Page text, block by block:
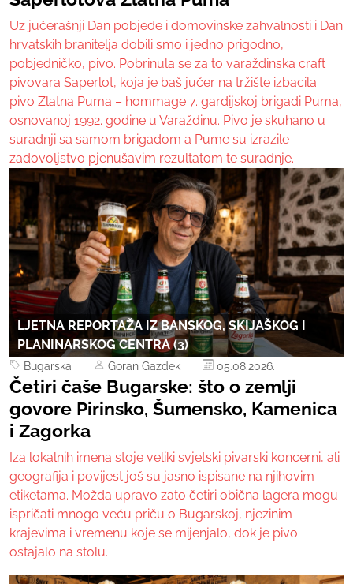
Uz jučerašnji Dan pobjede i domovinske zahvalnosti i Dan
hrvatskih branitelja dobili smo i jedno prigodno,
pobjedničko, pivo. Pobrinula se za to varaždinska craft
pivovara Saperlot, koja je baš jučer na tržište izbacila
pivo Zlatna Puma – hommage 7. gardijskoj brigadi Puma,
osnovanoj 1992. godine u Varaždinu. Pivo je skuhano u
suradnji sa samom brigadom a Pume su izrazile
zadovoljstvo pjenušavim rezultatom te suradnje.
LJETNA REPORTAŽA IZ BANSKOG, SKIJAŠKOG I
PLANINARSKOG CENTRA (3)
Bugarska Goran Gazdek 05.08.2026.
Četiri čaše Bugarske: što o zemlji
govore Pirinsko, Šumensko, Kamenica
i Zagorka
Iza lokalnih imena stoje veliki svjetski pivarski koncerni, ali
geografija i povijest još su jasno ispisane na njihovim
etiketama. Možda upravo zato četiri obična lagera mogu
ispričati mnogo veću priču o Bugarskoj, njezinim
krajevima i vremenu koje se mijenjalo, dok je pivo
ostajalo na stolu.